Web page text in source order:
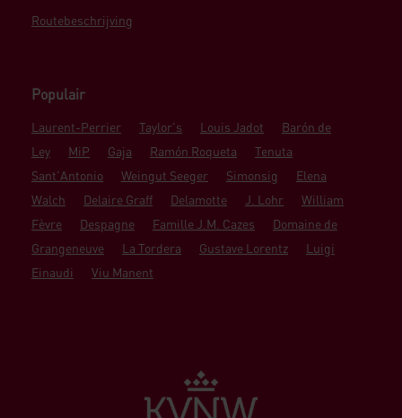
Routebeschrijving
Populair
Laurent-Perrier Taylor's Louis Jadot
Barón de
Ley
MiP Gaja Ramón Roqueta
Tenuta
Sant'Antonio
Weingut Seeger Simonsig
Elena
Walch
Delaire Graff Delamotte J. Lohr
William
Fèvre
Despagne Famille J.M. Cazes
Domaine de
Grangeneuve
La Tordera Gustave Lorentz
Luigi
Einaudi
Viu Manent